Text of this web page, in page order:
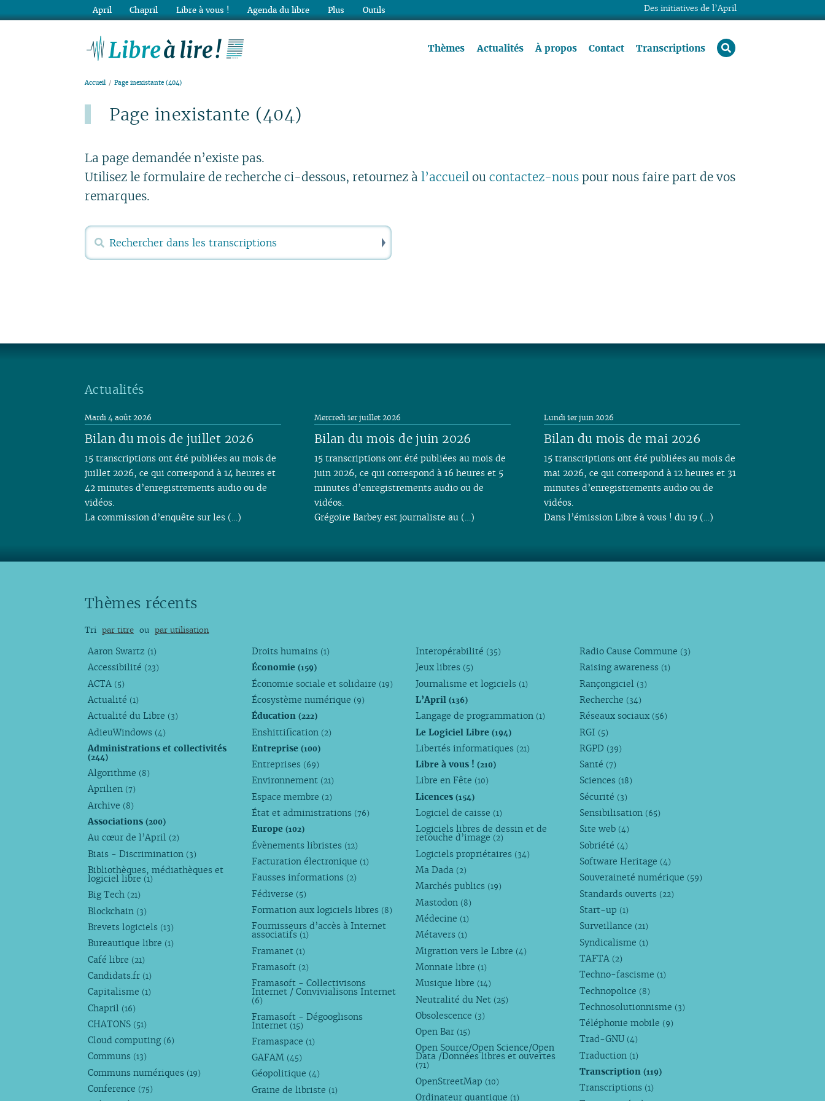
Thèmes Actualités À propos Contact Transcriptions rechercher
Accueil Page inexistante (404)
Page inexistante (404)
La page demandée n’existe pas.
Utilisez le formulaire de recherche ci-dessous, retournez à l’accueil ou contactez-nous pour nous faire part de vos
remarques.
Rechercher :
Actualités
Bilan du mois de juillet 2026
Mardi 4 août 2026
15 transcriptions ont été publiées au mois de
juillet 2026, ce qui correspond à 14 heures et
42 minutes d’enregistrements audio ou de
vidéos.
La commission d’enquête sur les (…)
Bilan du mois de juin 2026
Mercredi 1er juillet 2026
15 transcriptions ont été publiées au mois de
juin 2026, ce qui correspond à 16 heures et 5
minutes d’enregistrements audio ou de
vidéos.
Grégoire Barbey est journaliste au (…)
Bilan du mois de mai 2026
Lundi 1er juin 2026
15 transcriptions ont été publiées au mois de
mai 2026, ce qui correspond à 12 heures et 31
minutes d’enregistrements audio ou de
vidéos.
Dans l’émission Libre à vous ! du 19 (…)
Thèmes récents
Tri par titre ou par utilisation
Aaron Swartz (1)
Accessibilité (23)
ACTA (5)
Actualité (1)
Actualité du Libre (3)
AdieuWindows (4)
Administrations et collectivités
(244)
Algorithme (8)
Aprilien (7)
Archive (8)
Associations(200)
Au cœur de l’April (2)
Biais - Discrimination (3)
Bibliothèques, médiathèques et
logiciel libre (1)
Big Tech (21)
Blockchain (3)
Brevets logiciels (13)
Bureautique libre (1)
Café libre (21)
Candidats.fr (1)
Capitalisme (1)
Chapril (16)
CHATONS (51)
Cloud computing (6)
Communs (13)
Communs numériques (19)
Conference (75)
Droits humains (1)
Économie(159)
Économie sociale et solidaire (19)
Écosystème numérique (9)
Éducation(222)
Enshittification (2)
Entreprise(100)
Entreprises (69)
Environnement (21)
Espace membre (2)
État et administrations (76)
Europe(102)
Évènements libristes (12)
Facturation électronique (1)
Fausses informations (2)
Fédiverse (5)
Formation aux logiciels libres (8)
Fournisseurs d’accès à Internet
associatifs (1)
Framanet (1)
Framasoft (2)
Framasoft - Collectivisons
Internet / Convivialisons Internet
(6)
Framasoft - Dégooglisons
Internet (15)
Framaspace (1)
GAFAM (45)
Géopolitique (4)
Graine de libriste (1)
Interopérabilité (35)
Jeux libres (5)
Journalisme et logiciels (1)
L’April(136)
Langage de programmation (1)
Le Logiciel Libre(194)
Libertés informatiques (21)
Libre à vous !(210)
Libre en Fête (10)
Licences(154)
Logiciel de caisse (1)
Logiciels libres de dessin et de
retouche d’image (2)
Logiciels propriétaires (34)
Ma Dada (2)
Marchés publics (19)
Mastodon (8)
Médecine (1)
Métavers (1)
Migration vers le Libre (4)
Monnaie libre (1)
Musique libre (14)
Neutralité du Net (25)
Obsolescence (3)
Open Bar (15)
Open Source/Open Science/Open
Data /Données libres et ouvertes
(71)
OpenStreetMap (10)
Ordinateur quantique (1)
Radio Cause Commune (3)
Raising awareness (1)
Rançongiciel (3)
Recherche (34)
Réseaux sociaux (56)
RGI (5)
RGPD (39)
Santé (7)
Sciences (18)
Sécurité (3)
Sensibilisation (65)
Site web (4)
Sobriété (4)
Software Heritage (4)
Souveraineté numérique (59)
Standards ouverts (22)
Start-up (1)
Surveillance (21)
Syndicalisme (1)
TAFTA (2)
Techno-fascisme (1)
Technopolice (8)
Technosolutionnisme (3)
Téléphonie mobile (9)
Trad-GNU (4)
Traduction (1)
Transcription(119)
Transcriptions (1)
Des initiatives de l’April
April Chapril Libre à vous ! Agenda du libre Plus Outils